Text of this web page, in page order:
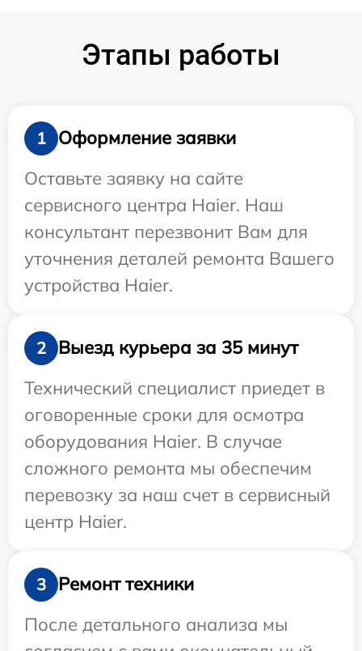
Этапы работы
1
Оформление заявки
Оставьте заявку на сайте
сервисного центра Haier. Наш
консультант перезвонит Вам для
уточнения деталей ремонта Вашего
устройства Haier.
2
Выезд курьера за 35 минут
Технический специалист приедет в
оговоренные сроки для осмотра
оборудования Haier. В случае
сложного ремонта мы обеспечим
перевозку за наш счет в сервисный
центр Haier.
3
Ремонт техники
После детального анализа мы